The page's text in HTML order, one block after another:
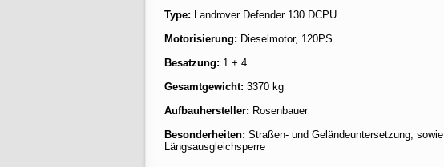
Type: Landrover Defender 130 DCPU
Motorisierung: Dieselmotor, 120PS
Besatzung: 1 + 4
Gesamtgewicht: 3370 kg
Aufbauhersteller: Rosenbauer
Besonderheiten: Straßen- und Geländeuntersetzung, sowie
Längsausgleichsperre